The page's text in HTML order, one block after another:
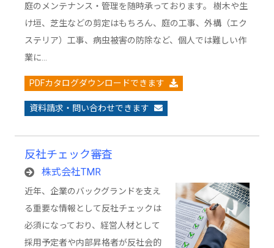
庭のメンテナンス・管理を随時承っております。 樹木や生
け垣、芝生などの剪定はもちろん、庭の工事、外構（エク
ステリア）工事、病虫被害の防除など、個人では難しい作
業に…
PDFカタログダウンロードできます
資料請求・問い合わせできます
反社チェック審査
株式会社TMR
近年、企業のバックグランドを支え
る重要な情報として反社チェックは
必須になっており、経営人材として
採用予定者や内部昇格者が反社会的